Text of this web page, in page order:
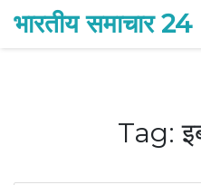
भारतीय समाचार 24
Tag: